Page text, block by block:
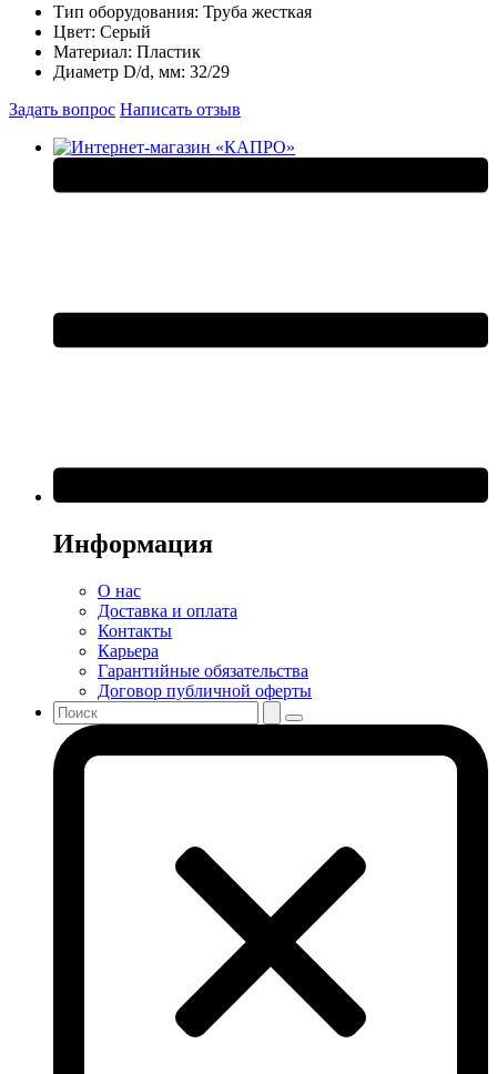
Тип оборудования: Труба жесткая
Цвет: Серый
Материал: Пластик
Диаметр D/d, мм: 32/29
Задать вопрос Написать отзыв
Информация
О нас
Доставка и оплата
Контакты
Карьера
Гарантийные обязательства
Договор публичной оферты